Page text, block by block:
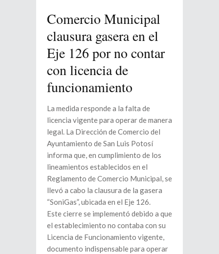
Comercio Municipal
clausura gasera en el
Eje 126 por no contar
con licencia de
funcionamiento
La medida responde a la falta de
licencia vigente para operar de manera
legal. La Dirección de Comercio del
Ayuntamiento de San Luis Potosí
informa que, en cumplimiento de los
lineamientos establecidos en el
Reglamento de Comercio Municipal, se
llevó a cabo la clausura de la gasera
“SoniGas”, ubicada en el Eje 126.
Este cierre se implementó debido a que
el establecimiento no contaba con su
Licencia de Funcionamiento vigente,
documento indispensable para operar